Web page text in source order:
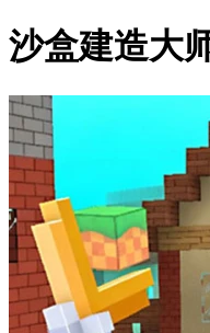
沙盒建造大